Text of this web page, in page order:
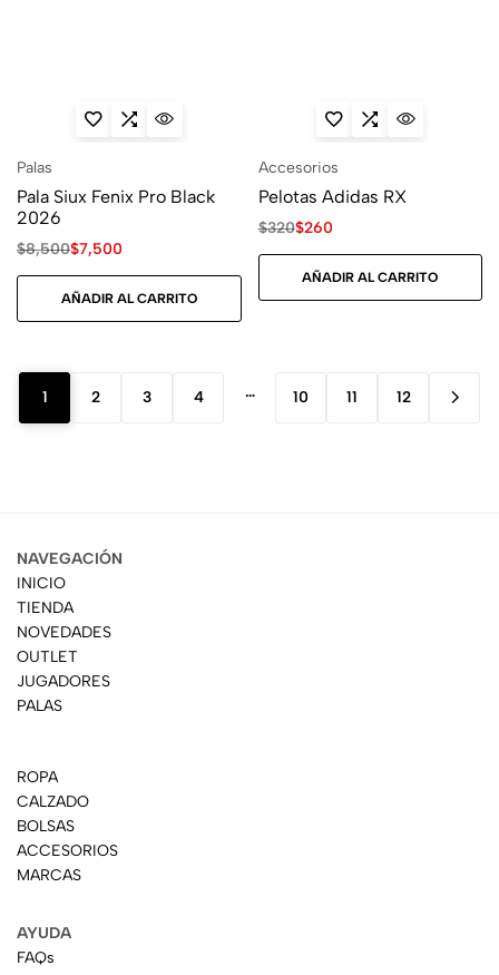
Palas
Pala Siux Fenix Pro Black
2026
$8,500$7,500
AÑADIR AL CARRITO
Accesorios
Pelotas Adidas RX
$320$260
AÑADIR AL CARRITO
1 2 3 4 … 10 11 12
NAVEGACIÓN
INICIO
TIENDA
NOVEDADES
OUTLET
JUGADORES
PALAS
ROPA
CALZADO
BOLSAS
ACCESORIOS
MARCAS
AYUDA
FAQs